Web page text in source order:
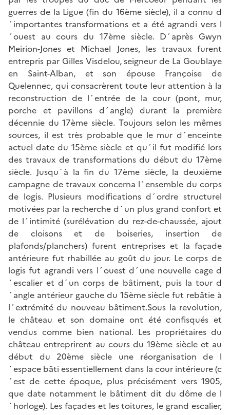
guerres de la Ligue (fin du 16ème siècle), il a connu d
´importantes transformations et a été agrandi vers l
´ouest au cours du 17ème siècle. D´après Gwyn
Meirion-Jones et Michael Jones, les travaux furent
entrepris par Gilles Visdelou, seigneur de La Goublaye
en Saint-Alban, et son épouse Françoise de
Quelennec, qui consacrèrent toute leur attention à la
reconstruction de l´entrée de la cour (pont, mur,
porche et pavillons d´angle) durant la première
décennie du 17ème siècle. Toujours selon les mêmes
sources, il est très probable que le mur d´enceinte
actuel date du 15ème siècle et qu´il fut modifié lors
des travaux de transformations du début du 17ème
siècle. Jusqu´à la fin du 17ème siècle, la deuxième
campagne de travaux concerna l´ensemble du corps
de logis. Plusieurs modifications d´ordre structurel
motivées par la recherche d´un plus grand confort et
de l´intimité (surélévation du rez-de-chaussée, ajout
de cloisons et de boiseries, insertion de
plafonds/planchers) furent entreprises et la façade
antérieure fut rhabillée au goût du jour. Le corps de
logis fut agrandi vers l´ouest d´une nouvelle cage d
´escalier et d´un corps de bâtiment, puis la tour d
´angle antérieur gauche du 15ème siècle fut rebâtie à
l´extrémité du nouveau bâtiment.Sous la revolution,
le château et son domaine ont été confisqués et
vendus comme bien national. Les propriétaires du
château entreprirent au cours du 19ème siècle et au
début du 20ème siècle une réorganisation de l
´espace bâti essentiellement dans la cour intérieure (c
´est de cette époque, plus précisément vers 1905,
que date notamment le bâtiment dit du dôme de l
´horloge). Les façades et les toitures, le grand escalier,